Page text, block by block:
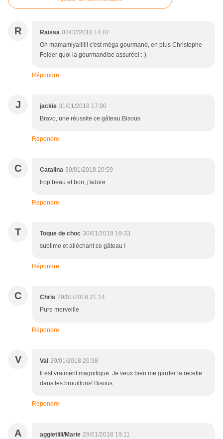
R Raissa 02/02/2018 14:07
Oh mamamiya!!!!!! c'est méga gourmand, en plus Christophe
Felder quoi la gourmandise assurée! :-)
Répondre
J jackie 31/01/2018 17:00
Bravo, une réussite ce gâteau.Bisous
Répondre
C Catalina 30/01/2018 20:59
trop beau et bon, j'adore
Répondre
T Toque de choc 30/01/2018 19:33
sublime et alléchant ce gâteau !
Répondre
C Chris 29/01/2018 21:14
Pure merveille
Répondre
V Val 29/01/2018 20:38
Il est vraiment magnifique. Je veux bien me garder la recette
dans les brouillons! Bisous
Répondre
A aggietlili/Marie 29/01/2018 19:11